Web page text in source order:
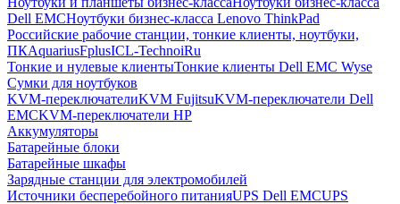
Dell EMCНоутбуки бизнес-класса Lenovo ThinkPad
Российские рабочие станции, тонкие клиенты, ноутбуки,
ПКAquariusFplusICL-TechnoiRu
Тонкие и нулевые клиентыТонкие клиенты Dell EMC Wyse
Сумки для ноутбуков
KVM-переключателиKVM FujitsuKVM-переключатели Dell
EMCKVM-переключатели HP
Аккумуляторы
Батарейные блоки
Батарейные шкафы
Зарядные станции для электромобилей
Источники бесперебойного питанияUPS Dell EMCUPS